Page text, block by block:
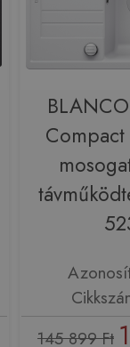
Compact
145 899 Ft